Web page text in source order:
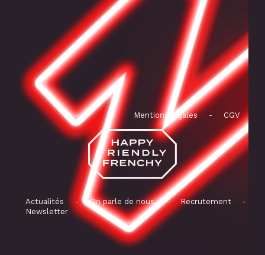
Mentions légales - CGV
Actualités - On parle de nous - Recrutement
-
Newsletter